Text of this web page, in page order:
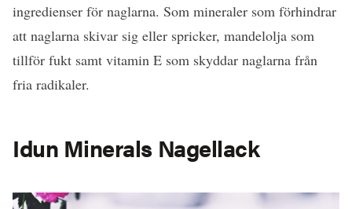
ingredienser för naglarna. Som mineraler som förhindrar
att naglarna skivar sig eller spricker, mandelolja som
tillför fukt samt vitamin E som skyddar naglarna från
fria radikaler.
Idun Minerals Nagellack